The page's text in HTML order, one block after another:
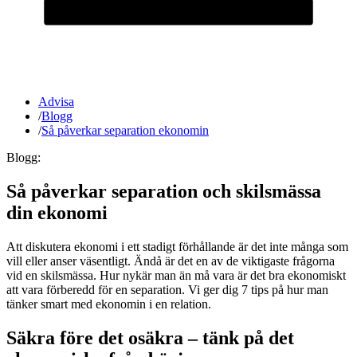
Advisa
/Blogg
/Så påverkar separation ekonomin
Blogg:
Så påverkar separation och skilsmässa
din ekonomi
Att diskutera ekonomi i ett stadigt förhållande är det inte många som
vill eller anser väsentligt. Ändå är det en av de viktigaste frågorna
vid en skilsmässa. Hur nykär man än må vara är det bra ekonomiskt
att vara förberedd för en separation. Vi ger dig 7 tips på hur man
tänker smart med ekonomin i en relation.
Säkra före det osäkra – tänk på det